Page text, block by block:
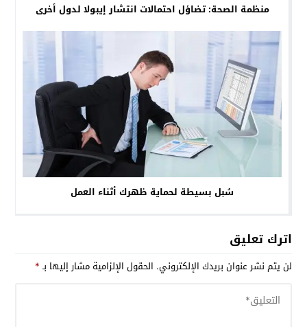
منظمة الصحة: تضاؤل احتمالات انتشار إيبولا لدول أخرى
سُبل بسيطة لحماية ظهرك أثناء العمل
اترك تعليق
لن يتم نشر عنوان بريدك الإلكتروني. الحقول الإلزامية مشار إليها بـ*